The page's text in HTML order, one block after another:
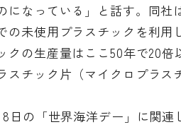
になっている」と話す。同
の未使用プラスチックを利用
クの生産量はここ50年で20
スチック片（マイクロプラ
日の「世界海洋デー」に関連